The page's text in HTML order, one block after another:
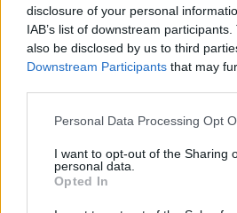
disclosure of your personal
IAB’s list of downstream
also be disclosed by us to third
Downstream Participants that may
Personal Data Processing Opt
I want to opt-out of the Sharing
personal data.
Opted In